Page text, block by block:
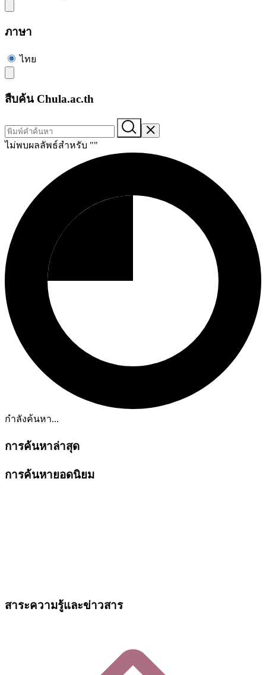
ภาษา
ไทย
สืบค้น Chula.ac.th
ไม่พบผลลัพธ์สำหรับ ""
กำลังค้นหา...
การค้นหาล่าสุด
การค้นหายอดนิยม
สาระความรู้และข่าวสาร